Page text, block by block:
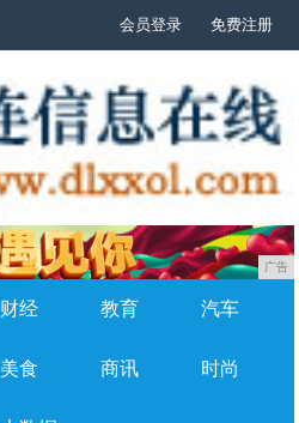
会员登录 免费注册
广告
财经 教育 汽车
美食 商讯 时尚